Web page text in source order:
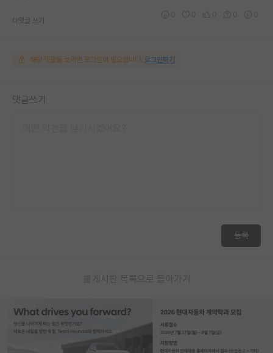
대댓글 쓰기
해당 댓글을 보려면 로그인이 필요합니다. 로그인하기
댓글쓰기
등록
게시판 목록으로 돌아가기